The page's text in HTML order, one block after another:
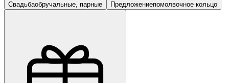
Свадьбаобручальные, парные Предложениепомолвочное кольцо